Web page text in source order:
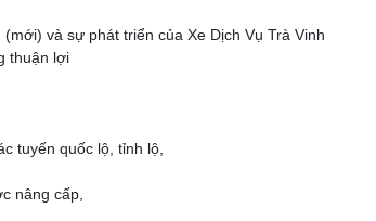
và sự phát triển của Xe Dịch Vụ Trà Vinh
thuận lợi
tuyến quốc lộ, tỉnh lộ,
nâng cấp,